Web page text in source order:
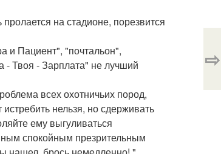
на стадионе, порезвится
и Пациент", "почтальон",
- Твоя - Зарплата" не лучший
всех охотничьих пород,
нельзя, но сдерживать
ему выгуливаться
спокойным презрительным
⇨